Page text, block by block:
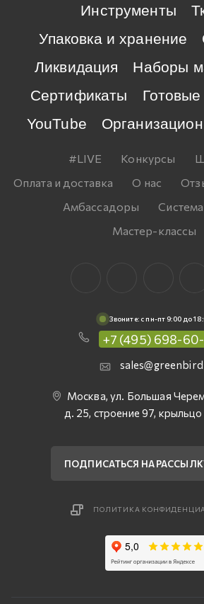
Инструменты
Упаковка и хранение
Ликвидация
Наборы
Сертификаты
YouTube
#LIVE Конкурсы
Оплата и доставка
О нас
Амбассадоры
Мастер-классы
Звоните: c пн-пт 9:00 до
+7 (495) 698-
Москва, ул. Большая
д. 25, строение 97, крыльцо
ПОДПИСАТЬСЯ НА
ПОЛИТИКА